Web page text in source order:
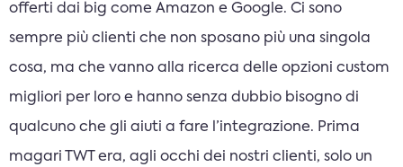
offerti dai big come Amazon e Google. Ci sono
sempre più clienti che non sposano più una singola
cosa, ma che vanno alla ricerca delle opzioni custom
migliori per loro e hanno senza dubbio bisogno di
qualcuno che gli aiuti a fare l’integrazione. Prima
magari TWT era, agli occhi dei nostri clienti, solo un